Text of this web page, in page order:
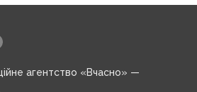
агентство «Вчасно» —